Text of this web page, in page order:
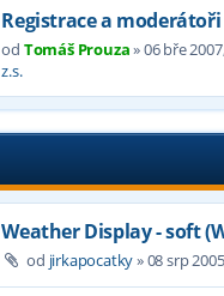
Registrace a moderátoři
od Tomáš Prouza»06 bře
z.s.
Weather Display - soft
od jirkapocatky»08 srp